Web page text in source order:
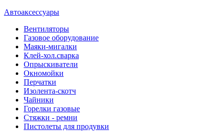
Автоаксессуары
Вентиляторы
Газовое оборудование
Маяки-мигалки
Клей-хол.сварка
Опрыскиватели
Окномойки
Перчатки
Изолента-скотч
Чайники
Горелки газовые
Стяжки - ремни
Пистолеты для продувки